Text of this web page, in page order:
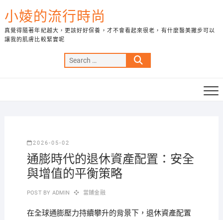
to
content
小婈的流行時尚
真覺得隨著年紀越大，更該好好保養，才不會看起來很老，有什麼醫美撇步可以
讓我的肌膚比較緊實呢
Search
…
2026-05-02
通膨時代的退休資產配置：安全
與增值的平衡策略
POST BY ADMIN 當鋪金融
在全球通膨壓力持續攀升的背景下，退休資產配置